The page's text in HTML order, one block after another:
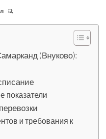
(Внуково):
показатели
и требования к